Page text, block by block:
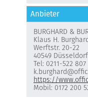
Anbieter
BURGHARD &
Klaus H.
Werftstr. 20-22
40549 Düsseldorf
Tel: 0211-522 807
https://
Mobil: 0172 200